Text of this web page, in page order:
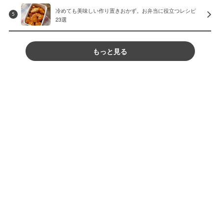
5
冷めても美味しい作り置きおかず。お弁当に役立つレシピ
23選
もっと見る